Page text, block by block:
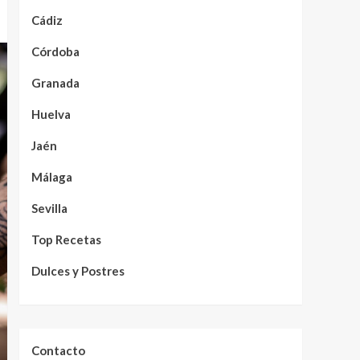
Cádiz
Córdoba
Granada
Huelva
Jaén
Málaga
Sevilla
Top Recetas
Dulces y Postres
Contacto